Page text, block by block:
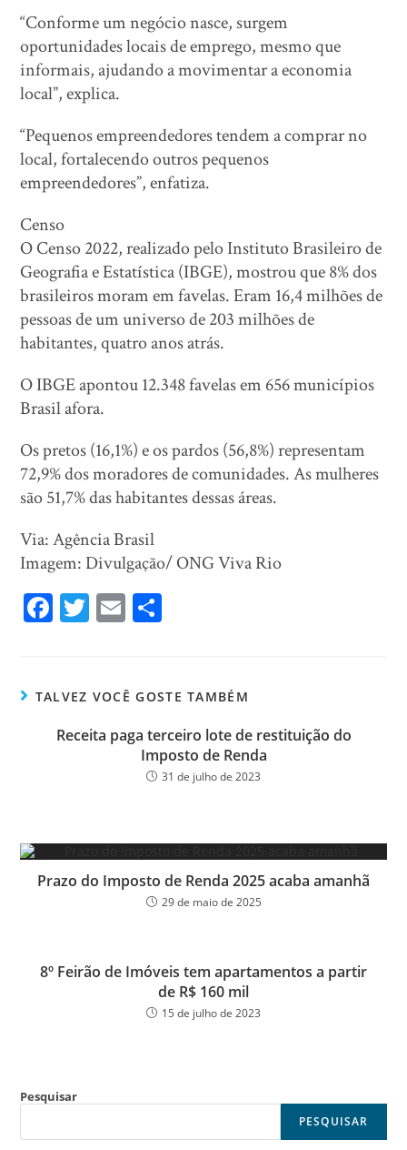
“Conforme um negócio nasce, surgem
oportunidades locais de emprego, mesmo que
informais, ajudando a movimentar a economia
local”, explica.
“Pequenos empreendedores tendem a comprar no
local, fortalecendo outros pequenos
empreendedores”, enfatiza.
Censo
O Censo 2022, realizado pelo Instituto Brasileiro de
Geografia e Estatística (IBGE), mostrou que 8% dos
brasileiros moram em favelas. Eram 16,4 milhões de
pessoas de um universo de 203 milhões de
habitantes, quatro anos atrás.
O IBGE apontou 12.348 favelas em 656 municípios
Brasil afora.
Os pretos (16,1%) e os pardos (56,8%) representam
72,9% dos moradores de comunidades. As mulheres
são 51,7% das habitantes dessas áreas.
Via: Agência Brasil
Imagem: Divulgação/ ONG Viva Rio
Fa
ok
T
er
E
TALVEZ VOCÊ GOSTE TAMBÉM
Receita paga terceiro lote de restituição do
Imposto de Renda
31 de julho de 2023
Prazo do Imposto de Renda 2025 acaba amanhã
29 de maio de 2025
8º Feirão de Imóveis tem apartamentos a partir
de R$ 160 mil
15 de julho de 2023
Pesquisar
PESQUISAR